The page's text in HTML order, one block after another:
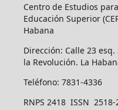
Centro de Estudios
Educación Superior
Habana
Dirección: Calle 23
la Revolución. La
Teléfono: 7831-4336
RNPS 2418 ISSN